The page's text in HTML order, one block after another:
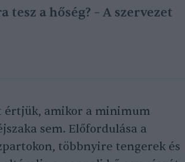
tesz a hőség? – A szervezet
értjük, amikor a minimum
sem. Előfordulása a
többnyire tengerek és